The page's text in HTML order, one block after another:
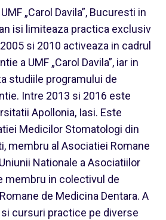
„Carol Davila”, Bucuresti in
isi limiteaza practica exclusiv
si 2010 activeaza in cadrul
a UMF „Carol Davila”, iar in
studiile programului de
Intre 2013 si 2016 este
Apollonia, Iasi. Este
Medicilor Stomatologi din
membru al Asociatiei Romane
Nationale a Asociatiilor
membru in colectivul de
de Medicina Dentara. A
cursuri practice pe diverse